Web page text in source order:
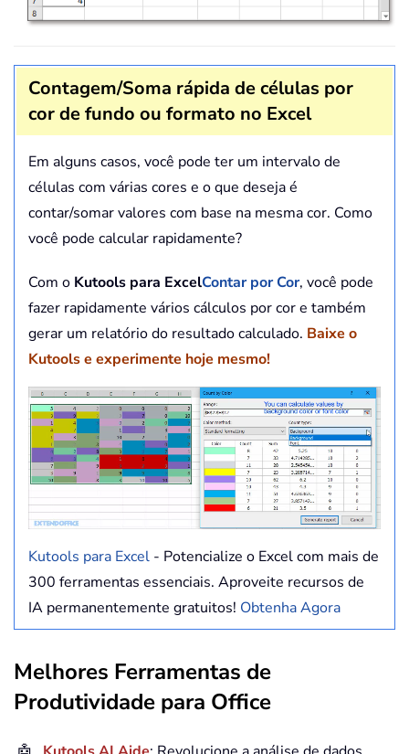
Contagem/Soma rápida de células por
cor de fundo ou formato no Excel
Em alguns casos, você pode ter um intervalo de
células com várias cores e o que deseja é
contar/somar valores com base na mesma cor. Como
você pode calcular rapidamente?
Com o Kutools para ExcelContar por Cor, você pode
fazer rapidamente vários cálculos por cor e também
gerar um relatório do resultado calculado. Baixe o
Kutools e experimente hoje mesmo!
Kutools para Excel - Potencialize o Excel com mais de
300 ferramentas essenciais. Aproveite recursos de
IA permanentemente gratuitos! Obtenha Agora
Melhores Ferramentas de
Produtividade para Office